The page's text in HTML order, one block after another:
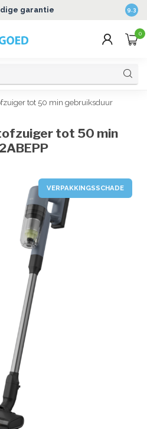
garantie 9.3
0
tot 50 min gebruiksduur
tot 50 min
VERPAKKINGSSCHADE